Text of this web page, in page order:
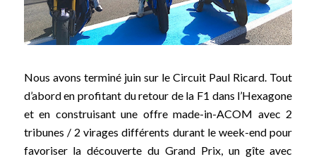
Nous avons terminé juin sur le Circuit Paul Ricard. Tout
d’abord en profitant du retour de la F1 dans l’Hexagone
et en construisant une offre made-in-ACOM avec 2
tribunes / 2 virages différents durant le week-end pour
favoriser la découverte du Grand Prix, un gîte avec